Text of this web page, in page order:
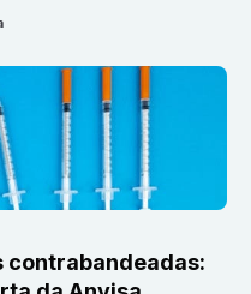
contrabandeadas: